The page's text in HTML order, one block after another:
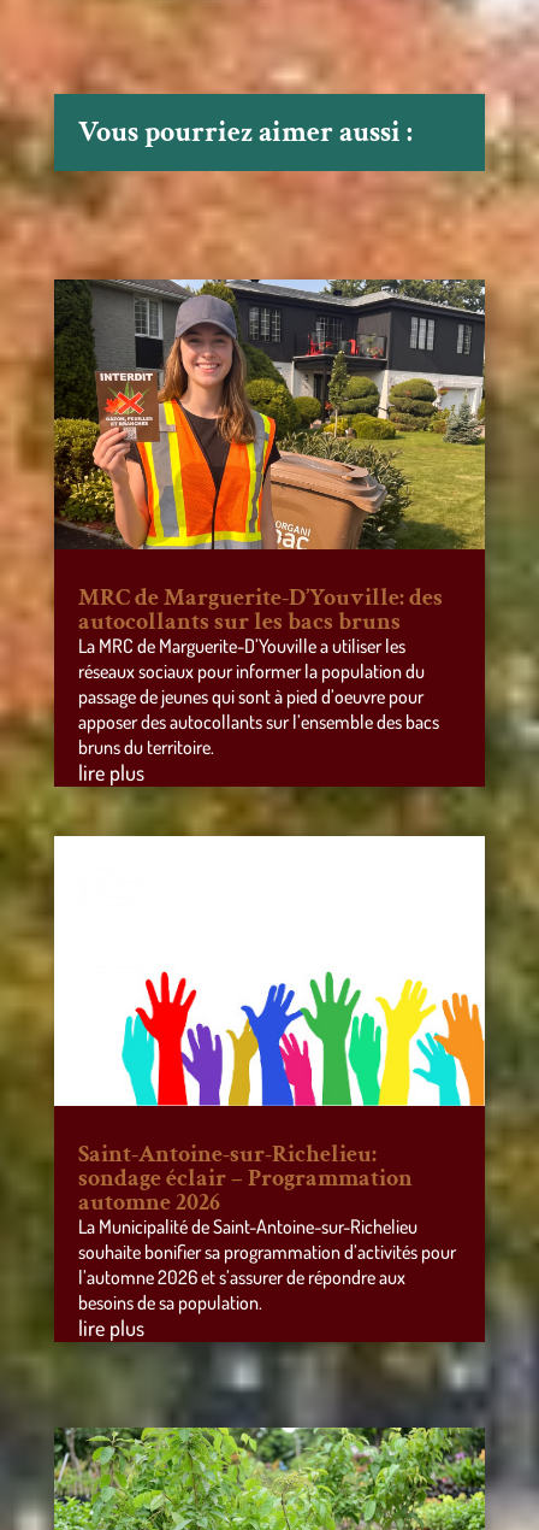
Vous pourriez aimer aussi :
MRC de Marguerite-D’Youville: des
autocollants sur les bacs bruns
La MRC de Marguerite-D’Youville a utiliser les
réseaux sociaux pour informer la population du
passage de jeunes qui sont à pied d’oeuvre pour
apposer des autocollants sur l’ensemble des bacs
bruns du territoire.
lire plus
Saint-Antoine-sur-Richelieu:
sondage éclair – Programmation
automne 2026
La Municipalité de Saint-Antoine-sur-Richelieu
souhaite bonifier sa programmation d’activités pour
l’automne 2026 et s’assurer de répondre aux
besoins de sa population.
lire plus